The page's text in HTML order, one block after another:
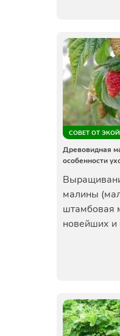
СОВЕТ ОТ
Древовидная
особенности
малины
штамбовая
новейших и